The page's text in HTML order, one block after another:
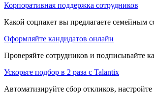
Корпоративная поддержка сотрудников
Какой соцпакет вы предлагаете семейным
Оформляйте кандидатов онлайн
Проверяйте сотрудников и подписывайте
Ускорьте подбор в 2 раза с Talantix
Автоматизируйте сбор откликов,